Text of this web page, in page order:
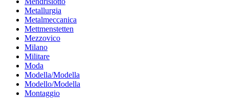
Metallurgia
Metalmeccanica
Mettmenstetten
Mezzovico
Milano
Militare
Moda
Modella/Modella
Modello/Modella
Montaggio